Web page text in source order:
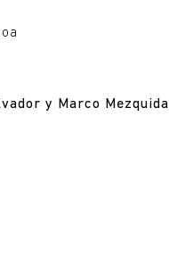
y Marco Mezquida